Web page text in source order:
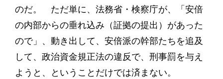
のだ。 ただ単に、法務省・検察庁が、「安倍
の内部からの垂れ込み（証拠の提出）があった
ので」、動き出して、安倍派の幹部たちを追及
して、政治資金規正法の違反で、刑事罰を与え
ようと、ということだけでは済まない。